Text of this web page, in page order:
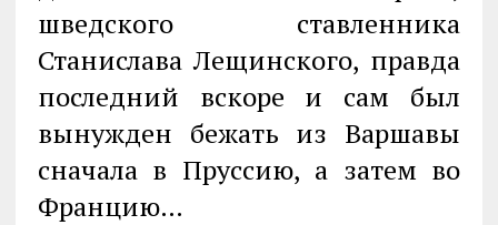
шведского ставленника
Станислава Лещинского, правда
последний вскоре и сам был
вынужден бежать из Варшавы
сначала в Пруссию, а затем во
Францию…